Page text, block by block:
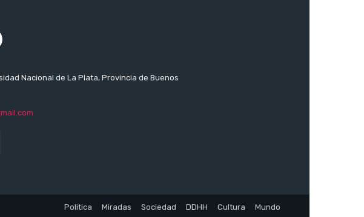
Nacional de La Plata, Provincia de Buenos
Politica Miradas Sociedad DDHH Cultura Mundo